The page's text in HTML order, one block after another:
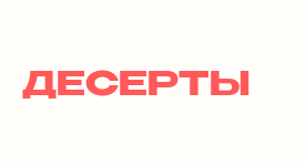
ДЕСЕРТЫ